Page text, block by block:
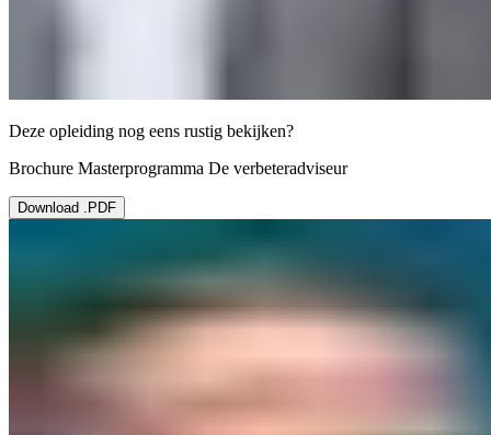
Deze opleiding nog eens rustig bekijken?
Brochure Masterprogramma De verbeteradviseur
Download .PDF